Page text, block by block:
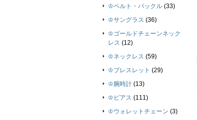
♔ベルト・バックル (33)
♔サングラス (36)
♔ゴールドチェーンネック
レス (12)
♔ネックレス (59)
♔ブレスレット (29)
♔腕時計 (13)
♔ピアス (111)
♔ウォレットチェーン (3)